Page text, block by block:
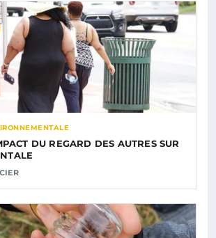
DU REGARD DES AUTRES SUR